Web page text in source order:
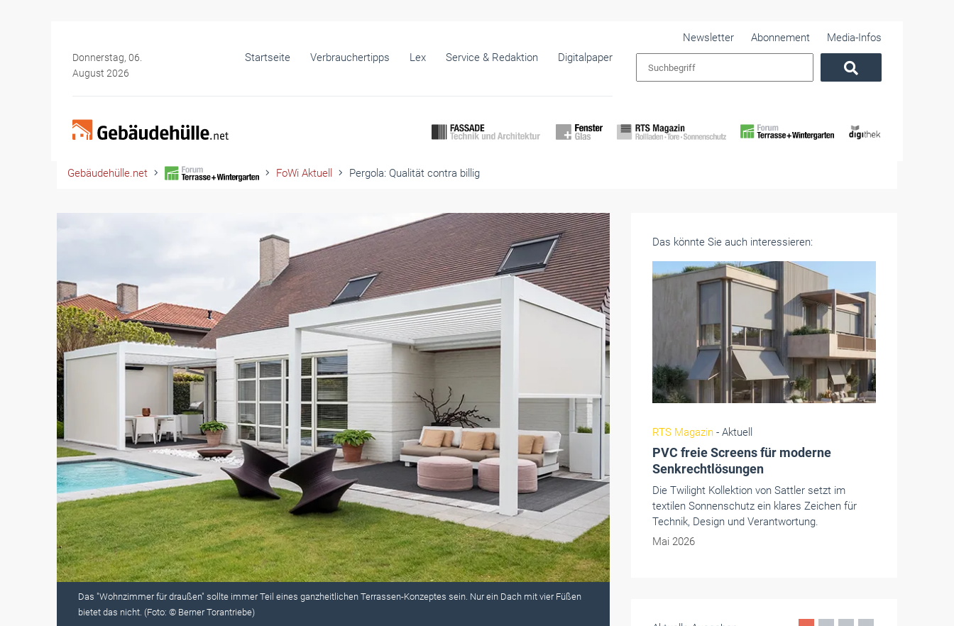
Donnerstag, 06.
August 2026
Startseite Verbrauchertipps Lex Service & Redaktion Digitalpaper
Newsletter Abonnement Media-Infos
Gebäudehülle.net FoWi Aktuell Pergola: Qualität contra billig
Das "Wohnzimmer für draußen" sollte immer Teil eines ganzheitlichen Terrassen-Konzeptes sein. Nur ein Dach mit vier Füßen
bietet das nicht. (Foto: © Berner Torantriebe)
Das könnte Sie auch interessieren:
RTS Magazin- Aktuell
PVC freie Screens für moderne
Senkrechtlösungen
Die Twilight Kollektion von Sattler setzt im
textilen Sonnenschutz ein klares Zeichen für
Technik, Design und Verantwortung.
Mai 2026
Fenster+Glas - Aktuell
Winkhaus zählt zu Deutschlands
innovativsten Mittelständlern
Laut stern-Studie belegt das internationale
agierende Familienunternehmen Winkhaus aus
Telgte Platz drei in der Kategorie Sicherheits-
und Zugangstechnik.